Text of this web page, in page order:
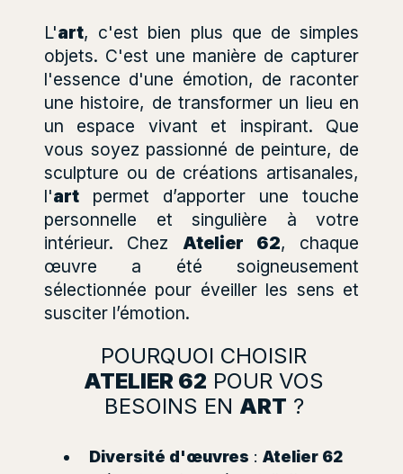
L'art, c'est bien plus que de simples
objets. C'est une manière de capturer
l'essence d'une émotion, de raconter
une histoire, de transformer un lieu en
un espace vivant et inspirant. Que
vous soyez passionné de peinture, de
sculpture ou de créations artisanales,
l'art permet d’apporter une touche
personnelle et singulière à votre
intérieur. Chez Atelier 62, chaque
œuvre a été soigneusement
sélectionnée pour éveiller les sens et
susciter l’émotion.
POURQUOI CHOISIR
ATELIER 62 POUR VOS
BESOINS EN ART ?
Diversité d'œuvres : Atelier 62